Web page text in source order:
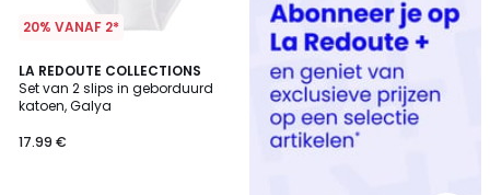
20% VANAF 2*
LA REDOUTE COLLECTIONS
Set van 2 slips in geborduurd
katoen, Galya
17.99 €
4.7
/ 5
4
Kleuren